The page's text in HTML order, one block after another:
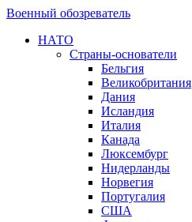
Военный обозреватель
НАТО
Страны-основатели
Бельгия
Великобритания
Дания
Исландия
Италия
Канада
Люксембург
Нидерланды
Норвегия
Португалия
США